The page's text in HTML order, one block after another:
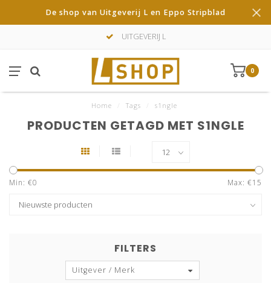
De shop van Uitgeverij L en Eppo Stripblad
UITGEVERIJ L
0
Home Tags s1ngle
PRODUCTEN GETAGD MET S1NGLE
Min: €0 Max: €15
FILTERS
Uitgever / Merk